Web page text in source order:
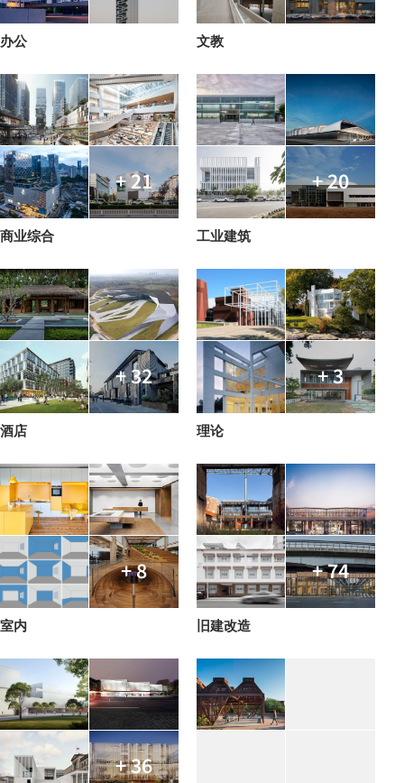
办公 文教
+ 21
商业综合
+ 20
工业建筑
+ 32
酒店
+ 3
理论
+ 8
室内
+ 74
旧建改造
+ 36